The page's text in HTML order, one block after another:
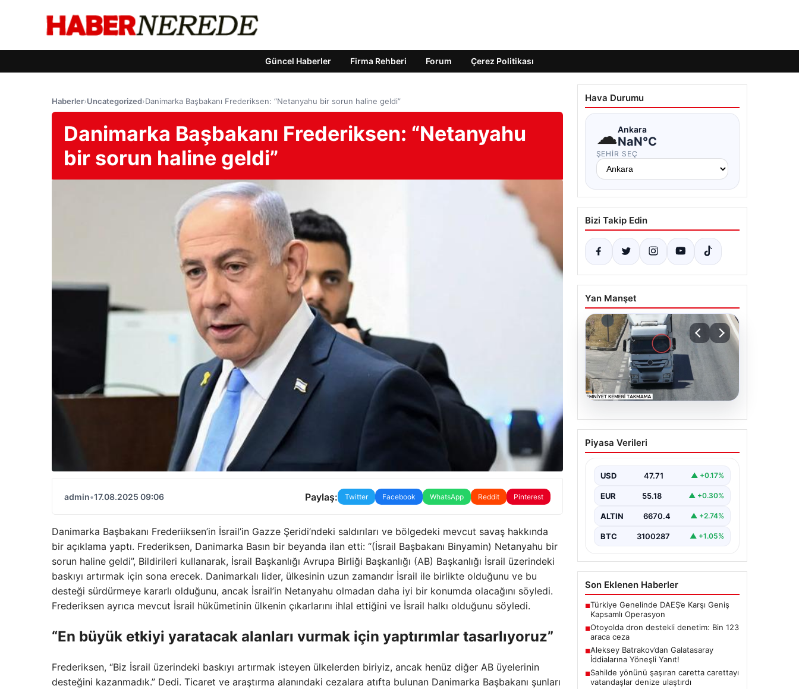
Güncel Haberler Firma Rehberi Forum Çerez Politikası
Haberler›Uncategorized›Danimarka Başbakanı Frederiksen: “Netanyahu bir sorun haline geldi”
Danimarka Başbakanı Frederiksen: “Netanyahu
bir sorun haline geldi”
admin•17.08.2025 09:06 Paylaş: Twitter Facebook WhatsApp Reddit Pinterest
Danimarka Başbakanı Frederiiksen’in İsrail’in Gazze Şeridi’ndeki saldırıları ve bölgedeki mevcut savaş hakkında
bir açıklama yaptı. Frederiksen, Danimarka Basın bir beyanda ilan etti: “(İsrail Başbakanı Binyamin) Netanyahu bir
sorun haline geldi”, Bildirileri kullanarak, İsrail Başkanlığı Avrupa Birliği Başkanlığı (AB) Başkanlığı İsrail üzerindeki
baskıyı artırmak için sona erecek. Danimarkalı lider, ülkesinin uzun zamandır İsrail ile birlikte olduğunu ve bu
desteği sürdürmeye kararlı olduğunu, ancak İsrail’in Netanyahu olmadan daha iyi bir konumda olacağını söyledi.
Frederiksen ayrıca mevcut İsrail hükümetinin ülkenin çıkarlarını ihlal ettiğini ve İsrail halkı olduğunu söyledi.
“En büyük etkiyi yaratacak alanları vurmak için yaptırımlar tasarlıyoruz”
Frederiksen, “Biz İsrail üzerindeki baskıyı artırmak isteyen ülkelerden biriyiz, ancak henüz diğer AB üyelerinin
desteğini kazanmadık.” Dedi. Ticaret ve araştırma alanındaki cezalara atıfta bulunan Danimarka Başbakanı şunları
Hava Durumu
☁Ankara
NaN°C
ŞEHIR SEÇ
Bizi Takip Edin
Yan Manşet
Otoyolda dron destekli
denetim: Bin 123 araca
Piyasa Verileri
USD 47.71 ▲ +0.17%
EUR 55.18 ▲ +0.30%
ALTIN 6670.4 ▲ +2.74%
BTC 3100287 ▲ +1.05%
Son Eklenen Haberler
■Türkiye Genelinde DAEŞ’e Karşı Geniş
Kapsamlı Operasyon
■Otoyolda dron destekli denetim: Bin 123
araca ceza
■Aleksey Batrakov’dan Galatasaray
İddialarına Yöneşli Yanıt!
■Sahilde yönünü şaşıran caretta carettayı
vatandaşlar denize ulaştırdı